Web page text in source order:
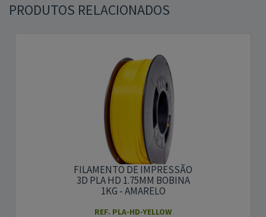
PRODUTOS RELACIONADOS
FILAMENTO DE IMPRESSÃO
3D PLA HD 1.75MM BOBINA
1KG - AMARELO
REF. PLA-HD-YELLOW